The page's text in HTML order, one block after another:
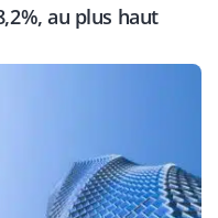
au plus haut